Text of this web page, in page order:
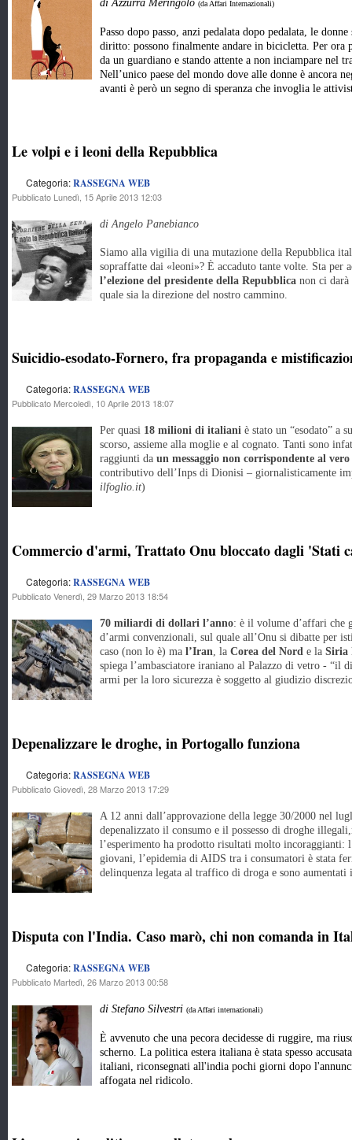
di Azzurra Meringolo (da Affari Internazionali)
Passo dopo passo, anzi pedalata dopo pedalata, le
diritto: possono finalmente andare in bicicletta. Per ora
da un guardiano e stando attente a non inciampare nel
Nell’unico paese del mondo dove alle donne è ancora
avanti è però un segno di speranza che invoglia le
Le volpi e i leoni della Repubblica
Categoria:RASSEGNA WEB
Pubblicato Lunedì, 15 Aprile 2013 12:03
di Angelo Panebianco
Siamo alla vigilia di una mutazione della Repubblica
sopraffatte dai «leoni»? È accaduto tante volte. Sta
l’elezione del presidente della Repubblica non ci darà
quale sia la direzione del nostro cammino.
Suicidio-esodato-Fornero, fra propaganda e
Categoria:RASSEGNA WEB
Pubblicato Mercoledì, 10 Aprile 2013 18:07
Per quasi 18 milioni di italiani è stato un “esodato” a
scorso, assieme alla moglie e al cognato. Tanti sono
raggiunti da un messaggio non corrispondente al vero
contributivo dell’Inps di Dionisi – giornalisticamente
ilfoglio.it)
Commercio d'armi, Trattato Onu bloccato dagli 'Stati
Categoria:RASSEGNA WEB
Pubblicato Venerdì, 29 Marzo 2013 18:54
70 miliardi di dollari l’anno: è il volume d’affari che
d’armi convenzionali, sul quale all’Onu si dibatte per
caso (non lo è) ma l’Iran, la Corea del Nord e la Siria
spiega l’ambasciatore iraniano al Palazzo di vetro - “il
armi per la loro sicurezza è soggetto al giudizio
Depenalizzare le droghe, in Portogallo funziona
Categoria:RASSEGNA WEB
Pubblicato Giovedì, 28 Marzo 2013 17:29
A 12 anni dall’approvazione della legge 30/2000 nel
depenalizzato il consumo e il possesso di droghe
l’esperimento ha prodotto risultati molto incoraggianti:
giovani, l’epidemia di AIDS tra i consumatori è stata
delinquenza legata al traffico di droga e sono aumentati
Disputa con l'India. Caso marò, chi non comanda in
Categoria:RASSEGNA WEB
Pubblicato Martedì, 26 Marzo 2013 00:58
di Stefano Silvestri (da Affari internazionali)
È avvenuto che una pecora decidesse di ruggire, ma
scherno. La politica estera italiana è stata spesso
italiani, riconsegnati all'india pochi giorni dopo
affogata nel ridicolo.